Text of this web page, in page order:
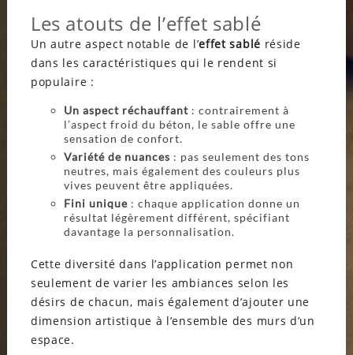
Les atouts de l’effet sablé
Un autre aspect notable de l’effet sablé réside
dans les caractéristiques qui le rendent si
populaire :
Un aspect réchauffant: contrairement à
l’aspect froid du béton, le sable offre une
sensation de confort.
Variété de nuances : pas seulement des tons
neutres, mais également des couleurs plus
vives peuvent être appliquées.
Fini unique: chaque application donne un
résultat légèrement différent, spécifiant
davantage la personnalisation.
Cette diversité dans l’application permet non
seulement de varier les ambiances selon les
désirs de chacun, mais également d’ajouter une
dimension artistique à l’ensemble des murs d’un
espace.